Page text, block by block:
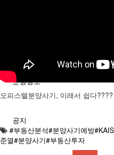
분양정보
공지
오피스텔분양사기, 이래서 쉽다????
#부동산분석#분양사기예방
준열#분양사기#부동산투자